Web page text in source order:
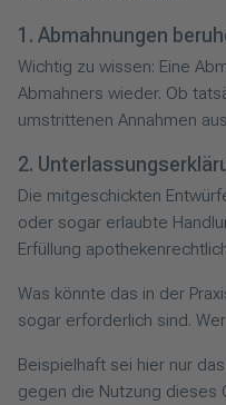
1. Abmahnungen
Wichtig zu wissen: Eine
Abmahners wieder. Ob
umstrittenen Annahmen
2.
Die mitgeschickten
oder sogar erlaubte
Erfüllung
Was könnte das in der
sogar erforderlich sind.
Beispielhaft sei hier nur
gegen die Nutzung dieses